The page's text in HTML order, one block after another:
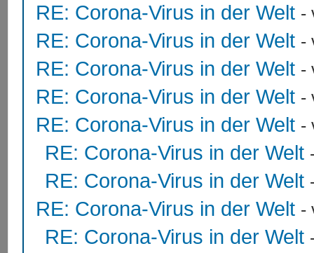
RE: Corona-Virus in der Welt -
RE: Corona-Virus in der Welt -
RE: Corona-Virus in der Welt -
RE: Corona-Virus in der Welt -
RE: Corona-Virus in der Welt -
RE: Corona-Virus in der Welt
RE: Corona-Virus in der Welt
RE: Corona-Virus in der Welt -
RE: Corona-Virus in der Welt